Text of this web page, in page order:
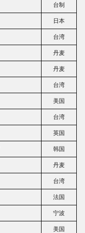
台制
日本
台湾
丹麦
丹麦
台湾
美国
台湾
英国
韩国
丹麦
台湾
法国
宁波
美国